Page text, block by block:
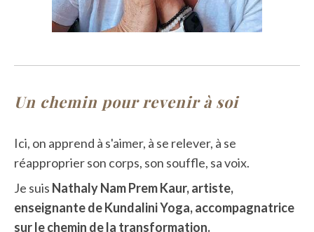
Un chemin pour revenir à soi
Ici, on apprend à s'aimer, à se relever, à se
réapproprier son corps, son souffle, sa voix.
Je suis Nathaly Nam Prem Kaur, artiste,
enseignante de Kundalini Yoga, accompagnatrice
sur le chemin de la transformation.